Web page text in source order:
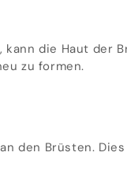
die Haut der
zu formen.
den Brüsten.